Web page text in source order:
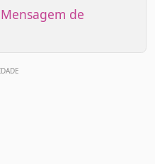
Mensagem de